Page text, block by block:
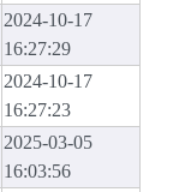
2024-10-17
16:27:29
2024-10-17
16:27:23
2025-03-05
16:03:56